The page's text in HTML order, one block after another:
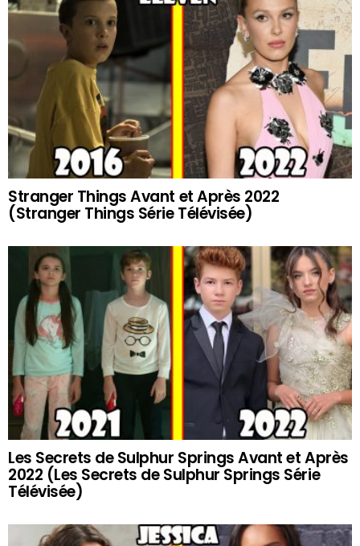
Stranger Things Avant et Après 2022
(Stranger Things Série Télévisée)
Les Secrets de Sulphur Springs Avant et Après
2022 (Les Secrets de Sulphur Springs Série
Télévisée)